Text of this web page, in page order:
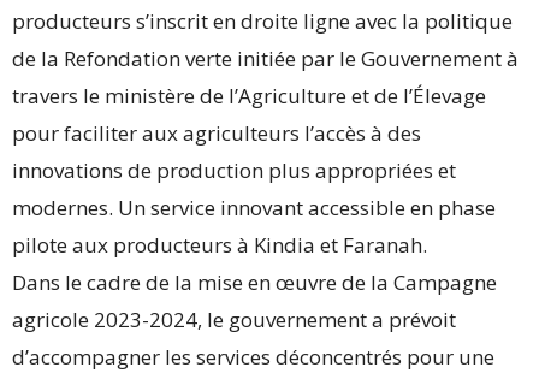
producteurs s’inscrit en droite ligne avec la politique
de la Refondation verte initiée par le Gouvernement à
travers le ministère de l’Agriculture et de l’Élevage
pour faciliter aux agriculteurs l’accès à des
innovations de production plus appropriées et
modernes. Un service innovant accessible en phase
pilote aux producteurs à Kindia et Faranah.
Dans le cadre de la mise en œuvre de la Campagne
agricole 2023-2024, le gouvernement a prévoit
d’accompagner les services déconcentrés pour une